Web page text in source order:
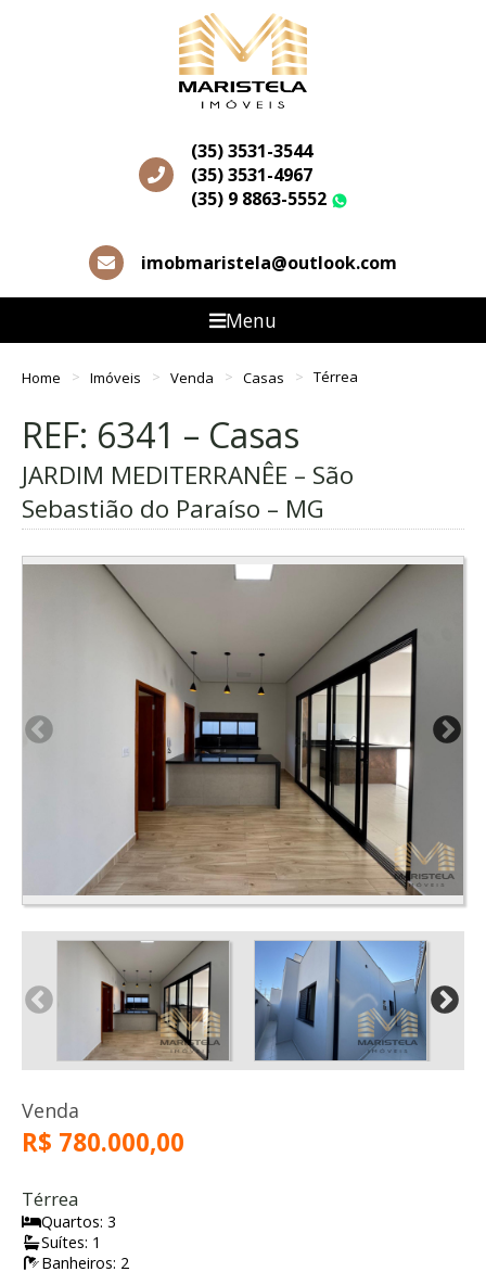
(35) 3531-3544
(35) 3531-4967
(35) 9 8863-5552
imobmaristela@outlook.com
Menu
Home Imóveis Venda Casas Térrea
REF: 6341 – Casas
JARDIM MEDITERRANÊE – São
Sebastião do Paraíso – MG
Venda
R$ 780.000,00
Térrea
Quartos: 3
Suítes: 1
Banheiros: 2